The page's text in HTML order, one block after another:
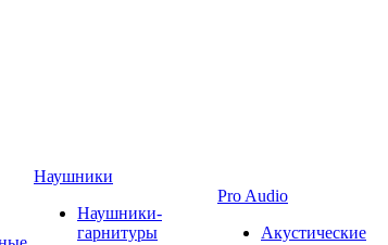
Наушники
Наушники-
гарнитуры
Pro Audio
Акустические